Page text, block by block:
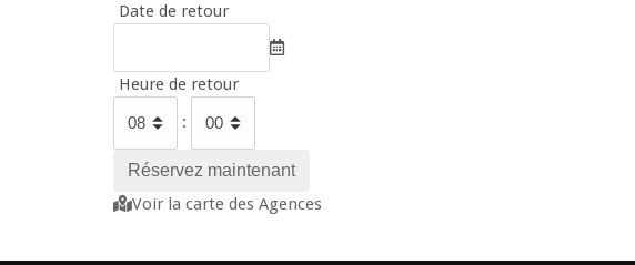
Date de retour
Heure de retour
:
Voir la carte des Agences